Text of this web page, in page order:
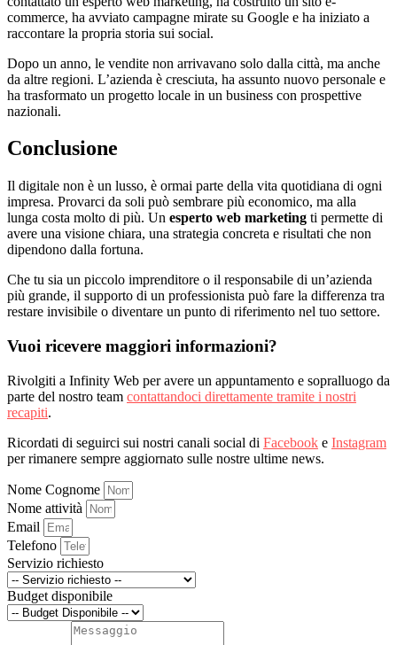
commerce, ha avviato campagne mirate su Google e ha iniziato a
raccontare la propria storia sui social.
Dopo un anno, le vendite non arrivavano solo dalla città, ma anche
da altre regioni. L’azienda è cresciuta, ha assunto nuovo personale e
ha trasformato un progetto locale in un business con prospettive
nazionali.
Conclusione
Il digitale non è un lusso, è ormai parte della vita quotidiana di ogni
impresa. Provarci da soli può sembrare più economico, ma alla
lunga costa molto di più. Un esperto web marketing ti permette di
avere una visione chiara, una strategia concreta e risultati che non
dipendono dalla fortuna.
Che tu sia un piccolo imprenditore o il responsabile di un’azienda
più grande, il supporto di un professionista può fare la differenza tra
restare invisibile o diventare un punto di riferimento nel tuo settore.
Vuoi ricevere maggiori informazioni?
Rivolgiti a Infinity Web per avere un appuntamento e sopralluogo da
parte del nostro team contattandoci direttamente tramite i nostri
recapiti.
Ricordati di seguirci sui nostri canali social di Facebook e Instagram
per rimanere sempre aggiornato sulle nostre ultime news.
Nome Cognome
Nome attività
Email
Telefono
Servizio richiesto
Budget disponibile